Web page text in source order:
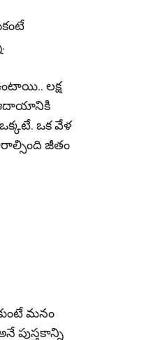
ల‌క్ష
ఆదాయానికి
ఒక వేళ
జీతం
మనం
పుస్తకాన్ని